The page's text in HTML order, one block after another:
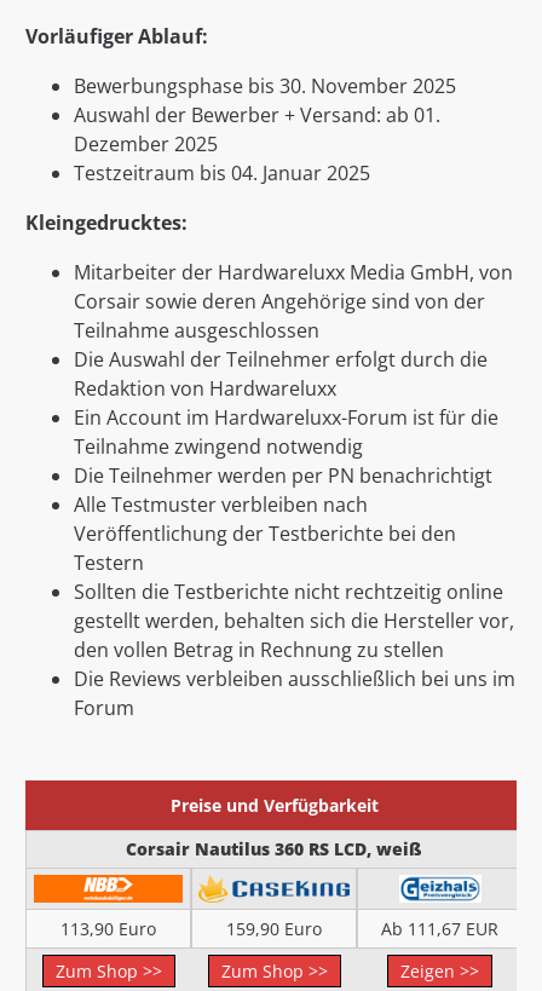
Vorläufiger Ablauf:
Bewerbungsphase bis 30. November 2025
Auswahl der Bewerber + Versand: ab 01.
Dezember 2025
Testzeitraum bis 04. Januar 2025
Kleingedrucktes:
Mitarbeiter der Hardwareluxx Media GmbH, von
Corsair sowie deren Angehörige sind von der
Teilnahme ausgeschlossen
Die Auswahl der Teilnehmer erfolgt durch die
Redaktion von Hardwareluxx
Ein Account im Hardwareluxx-Forum ist für die
Teilnahme zwingend notwendig
Die Teilnehmer werden per PN benachrichtigt
Alle Testmuster verbleiben nach
Veröffentlichung der Testberichte bei den
Testern
Sollten die Testberichte nicht rechtzeitig online
gestellt werden, behalten sich die Hersteller vor,
den vollen Betrag in Rechnung zu stellen
Die Reviews verbleiben ausschließlich bei uns im
Forum
Preise und Verfügbarkeit
Corsair Nautilus 360 RS LCD, weiß
113,90 Euro 159,90 Euro
Ab 111,67 EUR
Zum Shop >>
Zum Shop >> Zeigen >>